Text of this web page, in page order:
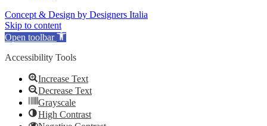
Concept & Design by Designers Italia
Skip to content
Open toolbar
Accessibility Tools
Increase Text
Decrease Text
Grayscale
High Contrast